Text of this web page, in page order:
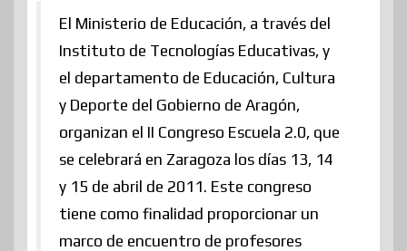
El Ministerio de Educación, a través del
Instituto de Tecnologías Educativas, y
el departamento de Educación, Cultura
y Deporte del Gobierno de Aragón,
organizan el II Congreso Escuela 2.0, que
se celebrará en Zaragoza los días 13, 14
y 15 de abril de 2011. Este congreso
tiene como finalidad proporcionar un
marco de encuentro de profesores